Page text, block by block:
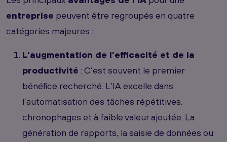
entreprise peuvent être regroupés en quatre
catégories majeures :
L’augmentation de l’efficacité et de la
productivité : C’est souvent le premier
bénéfice recherché. L’IA excelle dans
l’automatisation des tâches répétitives,
chronophages et à faible valeur ajoutée. La
génération de rapports, la saisie de données ou